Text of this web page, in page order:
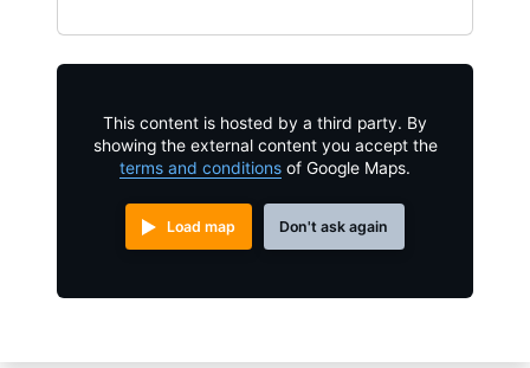
This content is hosted by a third party. By
showing the external content you accept the
terms and conditions of Google Maps.
Load map Don't ask again